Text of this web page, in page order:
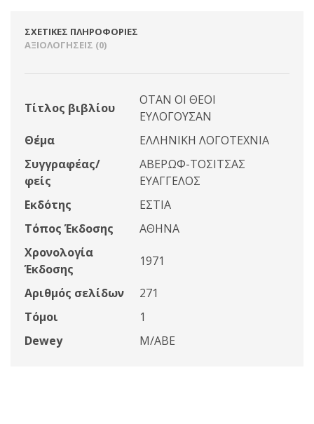
ΣΧΕΤΙΚΈΣ ΠΛΗΡΟΦΟΡΊΕΣ
ΑΞΙΟΛΟΓΉΣΕΙΣ (0)
Τίτλος βιβλίου
ΟΤΑΝ ΟΙ ΘΕΟΙ
ΕΥΛΟΓΟΥΣΑΝ
Θέμα
ΕΛΛΗΝΙΚΗ ΛΟΓΟΤΕΧΝΙΑ
Συγγραφέας/
φείς
ΑΒΕΡΩΦ-ΤΟΣΙΤΣΑΣ
ΕΥΑΓΓΕΛΟΣ
Εκδότης
ΕΣΤΙΑ
Τόπος Έκδοσης
ΑΘΗΝΑ
Χρονολογία
Έκδοσης
1971
Αριθμός σελίδων
271
Τόμοι
1
Dewey
Μ/ΑΒΕ